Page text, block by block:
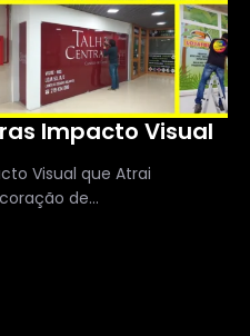
Impacto Visual
Visual que Atrai
de...